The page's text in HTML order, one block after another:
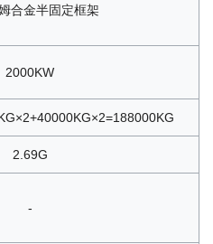
合金半固定框架
2000KW
2.69G
-